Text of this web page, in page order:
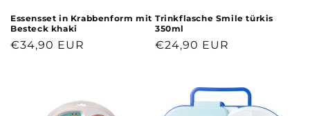
Essensset in Krabbenform mit
Besteck khaki
Normaler
€34,90 EUR
Trinkflasche Smile türkis
350ml
Normaler
€24,90 EUR